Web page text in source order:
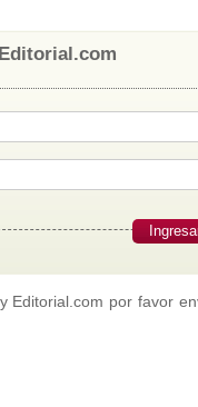
Editorial.com por favor